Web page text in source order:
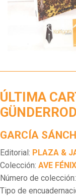
ÚLTIMA
GARCÍA
Editorial: PLAZA &
Colección: AVE FÉNIX
Número de colección:
Tipo de